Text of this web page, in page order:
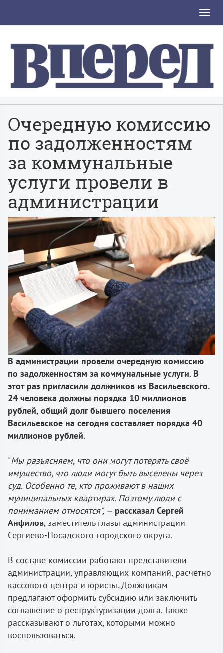
Toggle
Очередную комиссию
по задолженностям
за коммунальные
услуги провели в
администрации
В администрации провели очередную комиссию
по задолженностям за коммунальные услуги. В
этот раз пригласили должников из Васильевского.
24 человека должны порядка 10 миллионов
рублей, общий долг бывшего поселения
Васильевское на сегодня составляет порядка 40
миллионов рублей.
"Мы разъясняем, что они могут потерять своё
имущество, что люди могут быть выселены через
суд. Особенно те, кто проживают в наших
муниципальных квартирах. Поэтому люди с
пониманием относятся", — рассказал Сергей
Анфилов, заместитель главы администрации
Сергиево-Посадского городского округа.
В составе комиссии работают представители
администрации, управляющих компаний, расчётно-
кассового центра и юристы. Должникам
предлагают оформить субсидию или заключить
соглашение о реструктуризации долга. Также
рассказывают о льготах, которыми можно
воспользоваться.